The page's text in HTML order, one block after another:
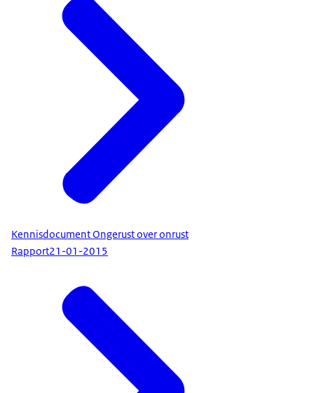
Kennisdocument Ongerust over onrust
Rapport21-01-2015